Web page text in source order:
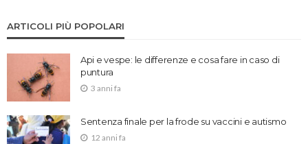
ARTICOLI PIÙ POPOLARI
Api e vespe: le differenze e cosa fare in caso di
puntura
3 anni fa
Sentenza finale per la frode su vaccini e autismo
12 anni fa